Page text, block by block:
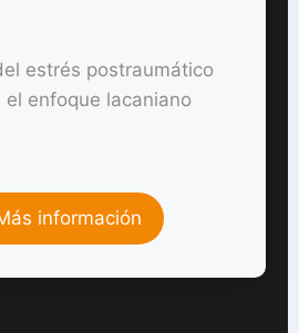
estrés postraumático
el enfoque lacaniano
información